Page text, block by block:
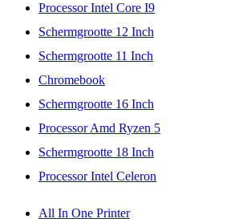
Processor Intel Core I9
Schermgrootte 12 Inch
Schermgrootte 11 Inch
Chromebook
Schermgrootte 16 Inch
Processor Amd Ryzen 5
Schermgrootte 18 Inch
Processor Intel Celeron
All In One Printer